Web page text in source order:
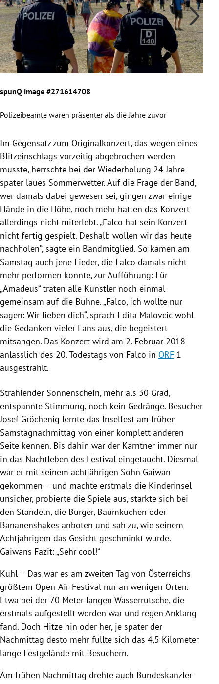
spunQ image #271614708
Polizeibeamte waren präsenter als die Jahre zuvor
Im Gegensatz zum Originalkonzert, das wegen eines
Blitzeinschlags vorzeitig abgebrochen werden
musste, herrschte bei der Wiederholung 24 Jahre
später laues Sommerwetter. Auf die Frage der Band,
wer damals dabei gewesen sei, gingen zwar einige
Hände in die Höhe, noch mehr hatten das Konzert
allerdings nicht miterlebt. „Falco hat sein Konzert
nicht fertig gespielt. Deshalb wollen wir das heute
nachholen“, sagte ein Bandmitglied. So kamen am
Samstag auch jene Lieder, die Falco damals nicht
mehr performen konnte, zur Aufführung: Für
„Amadeus“ traten alle Künstler noch einmal
gemeinsam auf die Bühne. „Falco, ich wollte nur
sagen: Wir lieben dich“, sprach Edita Malovcic wohl
die Gedanken vieler Fans aus, die begeistert
mitsangen. Das Konzert wird am 2. Februar 2018
anlässlich des 20. Todestags von Falco in ORF 1
ausgestrahlt.
Strahlender Sonnenschein, mehr als 30 Grad,
entspannte Stimmung, noch kein Gedränge. Besucher
Josef Gröchenig lernte das Inselfest am frühen
Samstagnachmittag von einer komplett anderen
Seite kennen. Bis dahin war der Kärntner immer nur
in das Nachtleben des Festival eingetaucht. Diesmal
war er mit seinem achtjährigen Sohn Gaiwan
gekommen – und machte erstmals die Kinderinsel
unsicher, probierte die Spiele aus, stärkte sich bei
den Standeln, die Burger, Baumkuchen oder
Bananenshakes anboten und sah zu, wie seinem
Achtjährigem das Gesicht geschminkt wurde.
Gaiwans Fazit: „Sehr cool!“
Kühl – Das war es am zweiten Tag von Österreichs
größtem Open-Air-Festival nur an wenigen Orten.
Etwa bei der 70 Meter langen Wasserrutsche, die
erstmals aufgestellt worden war und regen Anklang
fand. Doch Hitze hin oder her, je später der
Nachmittag desto mehr füllte sich das 4,5 Kilometer
lange Festgelände mit Besuchern.
Am frühen Nachmittag drehte auch Bundeskanzler